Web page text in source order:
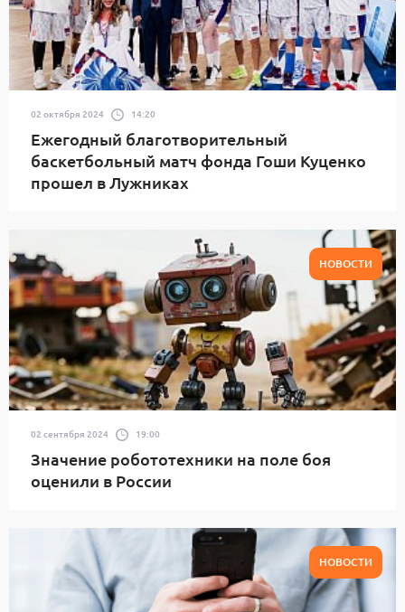
02 октября 2024 14:20
Ежегодный благотворительный
баскетбольный матч фонда Гоши Куценко
прошел в Лужниках
НОВОСТИ
02 сентября 2024 19:00
Значение робототехники на поле боя
оценили в России
НОВОСТИ